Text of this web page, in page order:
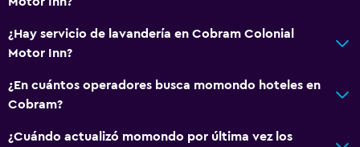
Teléfono
Habitaciones para no fumadores disponibles
¿Hay servicio de lavandería en Cobram Colonial
Motor Inn?
¿En cuántos operadores busca momondo hoteles en
Cobram?
¿Cuándo actualizó momondo por última vez los